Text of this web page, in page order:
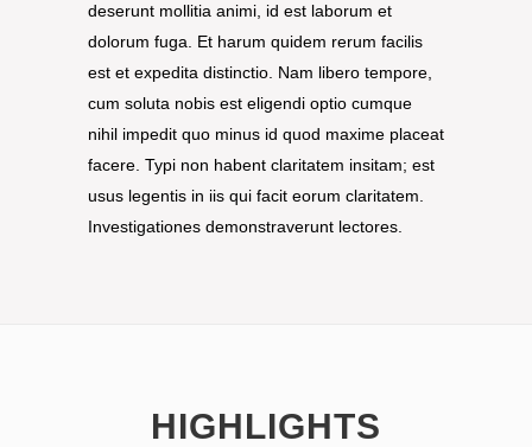
deserunt mollitia animi, id est laborum et
dolorum fuga. Et harum quidem rerum facilis
est et expedita distinctio. Nam libero tempore,
cum soluta nobis est eligendi optio cumque
nihil impedit quo minus id quod maxime placeat
facere. Typi non habent claritatem insitam; est
usus legentis in iis qui facit eorum claritatem.
Investigationes demonstraverunt lectores.
HIGHLIGHTS